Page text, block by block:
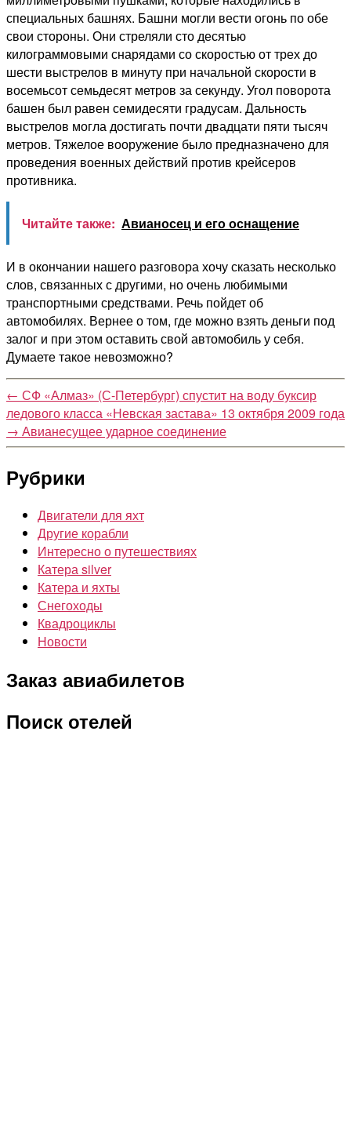
специальных башнях. Башни могли вести огонь по обе
свои стороны. Они стреляли сто десятью
килограммовыми снарядами со скоростью от трех до
шести выстрелов в минуту при начальной скорости в
восемьсот семьдесят метров за секунду. Угол поворота
башен был равен семидесяти градусам. Дальность
выстрелов могла достигать почти двадцати пяти тысяч
метров. Тяжелое вооружение было предназначено для
проведения военных действий против крейсеров
противника.
Читайте также: Авианосец и его оснащение
И в окончании нашего разговора хочу сказать несколько
слов, связанных с другими, но очень любимыми
транспортными средствами. Речь пойдет об
автомобилях. Вернее о том, где можно взять деньги под
залог и при этом оставить свой автомобиль у себя.
Думаете такое невозможно?
← СФ «Алмаз» (С-Петербург) спустит на воду буксир
ледового класса «Невская застава» 13 октября 2009 года
→ Авианесущее ударное соединение
Рубрики
Двигатели для яхт
Другие корабли
Интересно о путешествиях
Катера silver
Катера и яхты
Снегоходы
Квадроциклы
Новости
Заказ авиабилетов
Поиск отелей